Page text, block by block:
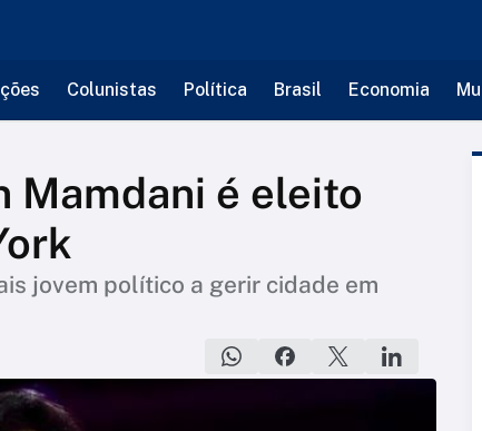
Colunistas Política Brasil Economia
Mamdani é eleito
jovem político a gerir cidade em